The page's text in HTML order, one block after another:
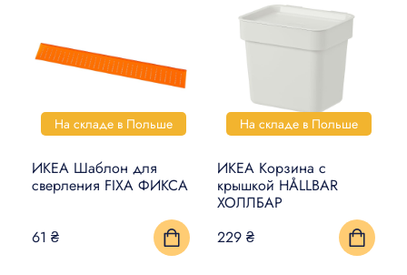
На складе в Польше
ИКЕА Шаблон для
сверления FIXA ФИКСА
61 ₴
На складе в Польше
ИКЕА Корзина с
крышкой HÅLLBAR
ХОЛЛБАР
229 ₴